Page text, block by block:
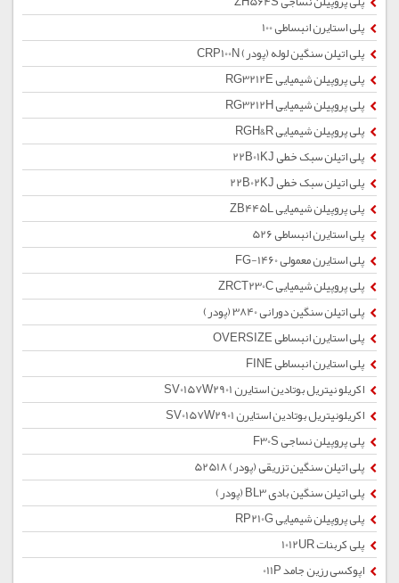
پلی استایرن انبساطی 100
پلی اتیلن سنگین لوله (پودر) CRP100N
پلی پروپیلن شیمیایی RG3212E
پلی پروپیلن شیمیایی RG3212H
پلی پروپیلن شیمیایی RGH&R
پلی اتیلن سبک خطی 22B01KJ
پلی اتیلن سبک خطی 22B02KJ
پلی پروپیلن شیمیایی ZB445L
پلی استایرن انبساطی 526
پلی استایرن معمولی 1460-FG
پلی پروپیلن شیمیایی ZRCT230C
پلی اتیلن سنگین دورانی 3840 (پودر)
پلی استایرن انبساطی OVERSIZE
پلی استایرن انبساطی FINE
اکریلو نیتریل بوتادین استایرن SV0157W2901
اکریلونیتریل بوتادین استایرن SV0157W2901
پلی پروپیلن نساجی F30S
پلی اتیلن سنگین تزریقی (پودر) 52518
پلی اتیلن سنگین بادی BL3 (پودر)
پلی پروپیلن شیمیایی RP210G
پلی کربنات 1012UR
اپوکسی رزین جامد 011P